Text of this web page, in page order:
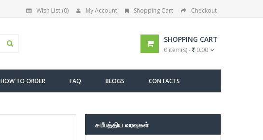
Wish List (0) My Account Shopping Cart Checkout
SHOPPING CART
0 item(s) - 0.00
HOW TO ORDER FAQ BLOGS CONTACTS
சமீபத்திய வரவுகள்